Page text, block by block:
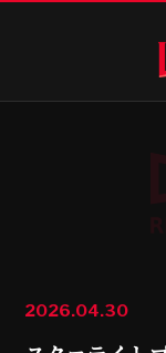
2026.04.30